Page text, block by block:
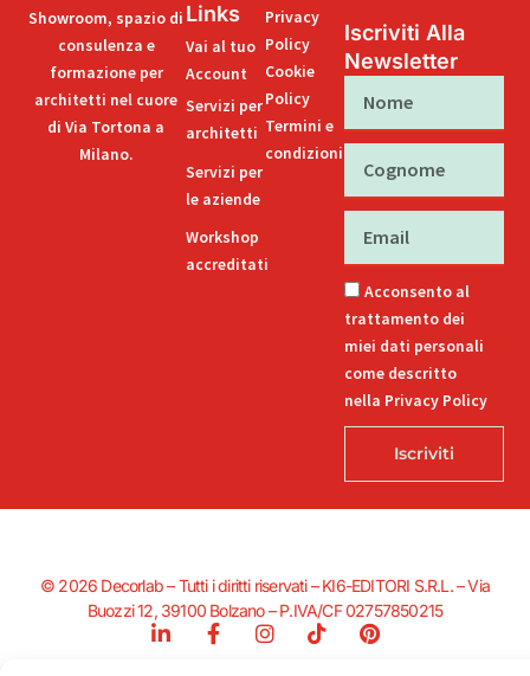
Showroom, spazio di
consulenza e
formazione per
architetti nel cuore
di Via Tortona a
Milano.
Links
Vai al tuo
Account
Servizi per
architetti
Servizi per
le aziende
Workshop
accreditati
Privacy
Policy
Cookie
Policy
Termini e
condizioni
Iscriviti Alla
Newsletter
Acconsento al
trattamento dei
miei dati personali
come descritto
nella Privacy Policy
Iscriviti
© 2026 Decorlab – Tutti i diritti riservati – KI6-EDITORI S.R.L. – Via
Buozzi 12, 39100 Bolzano – P.IVA/CF 02757850215
L
F
a
I
n
T
i
P
i